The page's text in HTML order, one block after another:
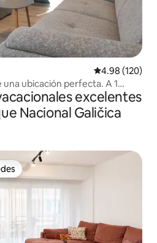
Calificación
4.98 (120)
una ubicación perfecta. A 1
excelentes
Nacional Galičica
preferido